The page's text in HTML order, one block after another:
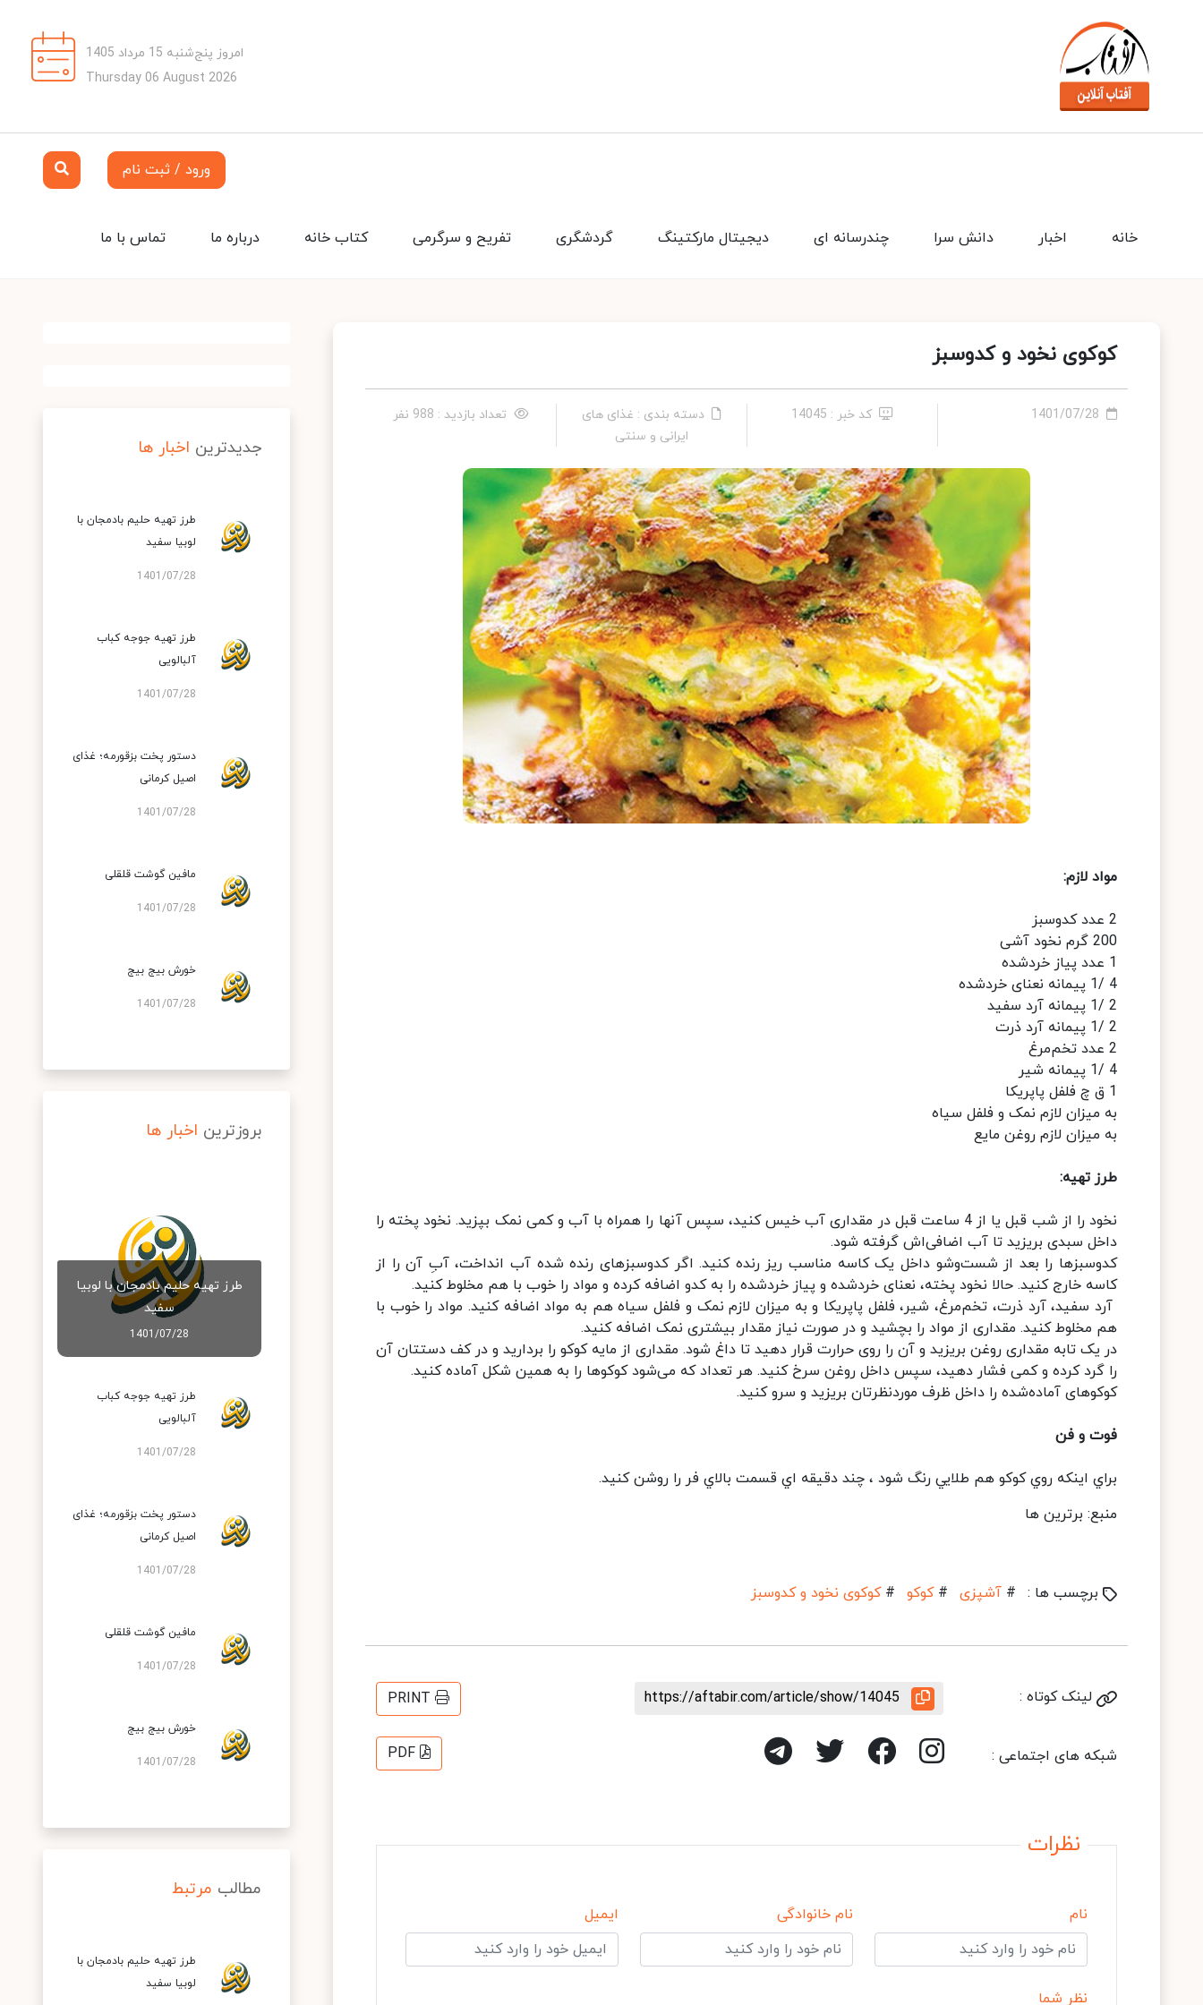
امروز پنج‌شنبه 15 مرداد 1405
Thursday 06 August 2026
ورود / ثبت نام
تماس با ما درباره ما کتاب خانه تفریح و سرگرمی گردشگری دیجیتال مارکتینگ چندرسانه ای دانش سرا اخبار خانه
کوکوی نخود و کدوسبز
1401/07/28 کد خبر : 14045
دسته بندی : غذای های
ایرانی و سنتی
تعداد بازدید : 988 نفر
مواد لازم:
2 عدد کدوسبز
200 گرم نخود آشی
1 عدد پیاز خردشده
4 /1 پیمانه نعنای خردشده
2 /1 پیمانه آرد سفید
2 /1 پیمانه آرد ذرت
2 عدد تخم‌مرغ
4 /1 پیمانه شیر
1 ق چ فلفل پاپریکا
به میزان لازم نمک و فلفل سیاه
به میزان لازم روغن مایع
طرز تهیه:
نخود را از شب قبل یا از 4 ساعت قبل در مقداری آب خیس کنید، سپس آنها را همراه با آب و کمی نمک بپزید. نخود پخته را
داخل سبدی بریزید تا آب اضافی‌اش گرفته شود.
کدوسبزها را بعد از شست‌وشو داخل یک کاسه مناسب ریز رنده کنید. اگر کدوسبزهای رنده شده آب انداخت، آبِ آن را از
کاسه خارج کنید. حالا نخود پخته، نعنای خردشده و پیاز خردشده را به کدو اضافه کرده و مواد را خوب با هم مخلوط کنید.
آرد سفید، آرد ذرت، تخم‌مرغ، شیر، فلفل پاپریکا و به میزان لازم نمک و فلفل سیاه هم به مواد اضافه کنید. مواد را خوب با
هم مخلوط کنید. مقداری از مواد را بچشید و در صورت نیاز مقدار بیشتری نمک اضافه کنید.
در یک تابه مقداری روغن بریزید و آن را روی حرارت قرار دهید تا داغ شود. مقداری از مایه کوکو را بردارید و در کف دستتان آن
را گرد کرده و کمی فشار دهید، سپس داخل روغن سرخ کنید. هر تعداد که می‌شود کوکوها را به همین شکل آماده کنید.
کوکوهای آماده‌شده را داخل ظرف موردنظرتان بریزید و سرو کنید.
فوت و فن
براي اينكه روي كوكو هم طلايي رنگ شود ، چند دقيقه اي قسمت بالاي فر را روشن كنيد.
منبع: برترین ها
برچسب ها : # آشپزی # کوکو # کوکوی نخود و کدوسبز
لینک کوتاه : https://aftabir.com/article/show/14045
PRINT
شبکه های اجتماعی : PDF
نظرات
نام نام خانوادگی ایمیل
نظر شما
جدیدترین اخبار ها
طرز تهیه حلیم بادمجان با
لوبیا سفید
1401/07/28
طرز تهیه جوجه کباب
آلبالویی
1401/07/28
دستور پخت بزقورمه؛ غذای
اصیل کرمانی
1401/07/28
مافین گوشت قلقلی
1401/07/28
خورش بیج بیج
1401/07/28
بروزترین اخبار ها
طرز تهیه حلیم بادمجان با لوبیا
سفید
1401/07/28
طرز تهیه جوجه کباب
آلبالویی
1401/07/28
دستور پخت بزقورمه؛ غذای
اصیل کرمانی
1401/07/28
مافین گوشت قلقلی
1401/07/28
خورش بیج بیج
1401/07/28
مطالب مرتبط
طرز تهیه حلیم بادمجان با
لوبیا سفید